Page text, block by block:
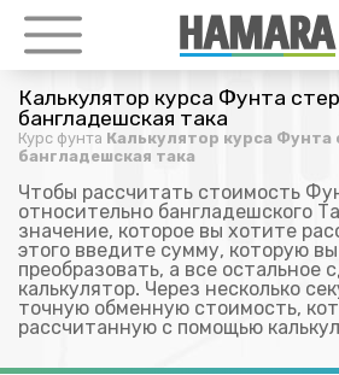
Калькулятор курса Фунта
бангладешская така
Курс фунта Калькулятор курса Фунта
бангладешская така
Чтобы рассчитать стоимость
относительно бангладешского
значение, которое вы хотите
этого введите сумму, которую
преобразовать, а все остальное
калькулятор. Через несколько
точную обменную стоимость,
рассчитанную с помощью